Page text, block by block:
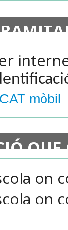
mòbil
QUE
on
on